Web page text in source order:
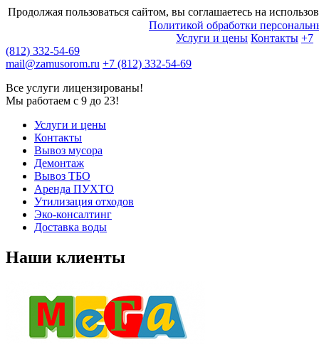
Продолжая пользоваться сайтом, вы соглашаетесь на
Политикой обработки
Услуги и цены Контакты +7
(812) 332-54-69
mail@zamusorom.ru +7 (812) 332-54-69
Все услуги лицензированы!
Мы работаем с 9 до 23!
Услуги и цены
Контакты
Вывоз мусора
Демонтаж
Вывоз ТБО
Аренда ПУХТО
Утилизация отходов
Эко-консалтинг
Доставка воды
Наши клиенты